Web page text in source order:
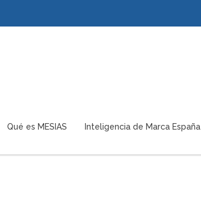
Qué es MESIAS Inteligencia de Marca España